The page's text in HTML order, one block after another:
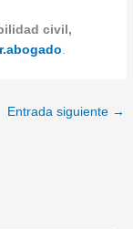
civil,
.
Entrada siguiente →